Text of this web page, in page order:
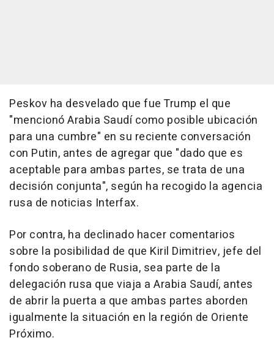
Peskov ha desvelado que fue Trump el que
"mencionó Arabia Saudí como posible ubicación
para una cumbre" en su reciente conversación
con Putin, antes de agregar que "dado que es
aceptable para ambas partes, se trata de una
decisión conjunta", según ha recogido la agencia
rusa de noticias Interfax.
Por contra, ha declinado hacer comentarios
sobre la posibilidad de que Kiril Dimitriev, jefe del
fondo soberano de Rusia, sea parte de la
delegación rusa que viaja a Arabia Saudí, antes
de abrir la puerta a que ambas partes aborden
igualmente la situación en la región de Oriente
Próximo.